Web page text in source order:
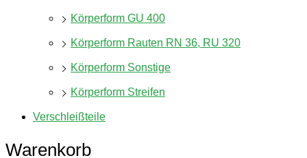
Körperform GU 400
Körperform Rauten RN 36, RU 320
Körperform Sonstige
Körperform Streifen
Verschleißteile
Warenkorb